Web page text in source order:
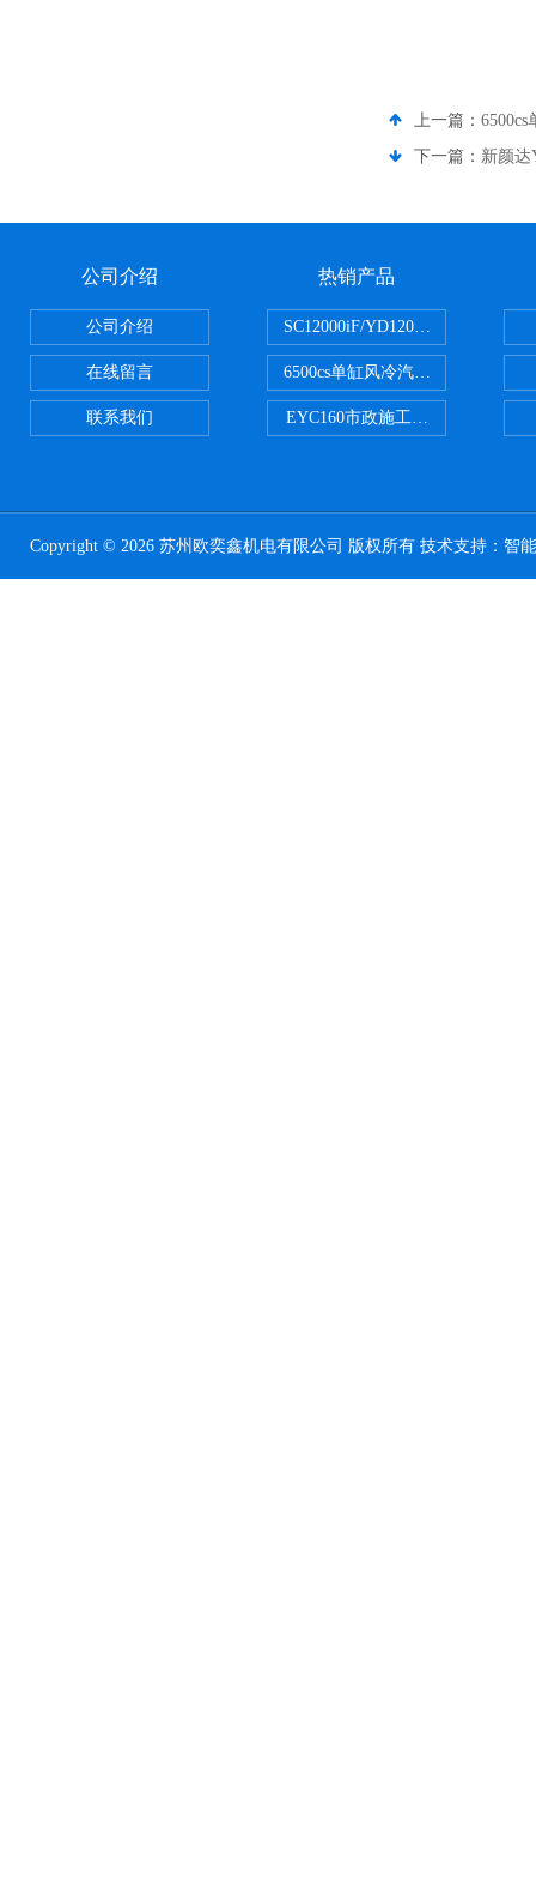
上一篇：
下一篇： 新颜达
公司介绍
公司介绍
在线留言
联系我们
热销产品
SC12000iF/YD12000大疆T30用
6500cs单缸风冷汽油发电机小型
EYC160市政施工用路面切割机配
Copyright © 2026 苏州欧奕鑫机电有限公司 版权所有 技术支持： 智